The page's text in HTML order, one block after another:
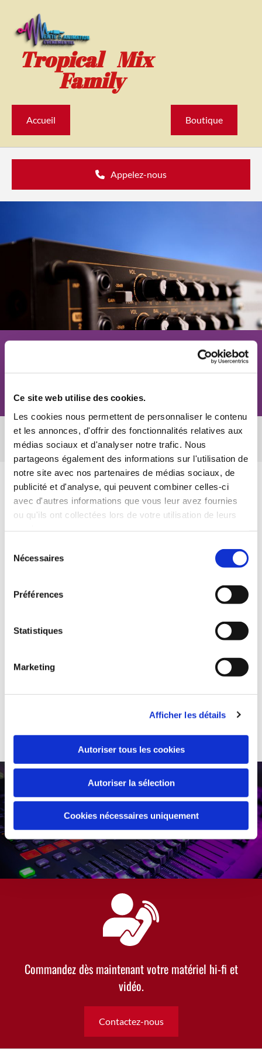
Ce site web utilise des cookies.
Les cookies nous permettent de personnaliser le contenu
et les annonces, d'offrir des fonctionnalités relatives aux
médias sociaux et d'analyser notre trafic. Nous
partageons également des informations sur l'utilisation de
notre site avec nos partenaires de médias sociaux, de
publicité et d'analyse, qui peuvent combiner celles-ci
avec d'autres informations que vous leur avez fournies
ou qu'ils ont collectées lors de votre utilisation de leurs
Nécessaires
Préférences
Statistiques
Marketing
Afficher les détails
Autoriser tous les cookies
Autoriser la sélection
Cookies nécessaires uniquement
Tropical Mix
Family
Accueil Boutique
Appelez-nous
Pas d'articles pour le moment.
Produits de qualité
Commandez dès maintenant votre matériel hi-fi et
vidéo.
Contactez-nous